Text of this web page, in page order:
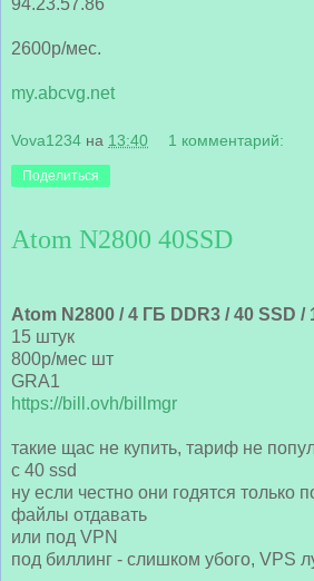
2600р/мес.
my.abcvg.net
Vova1234 на 13:40 1 комментарий:
Поделиться
Atom N2800 40SSD
Atom N2800 / 4 ГБ DDR3 / 40 SSD /
15 штук
800р/мес шт
GRA1
https://bill.ovh/billmgr
такие щас не купить, тариф не
с 40 ssd
ну если честно они годятся только
файлы отдавать
или под VPN
под биллинг - слишком убого, VPS